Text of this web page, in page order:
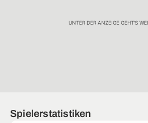
UNTER DER ANZEIGE GEHT'S
Spielerstatistiken